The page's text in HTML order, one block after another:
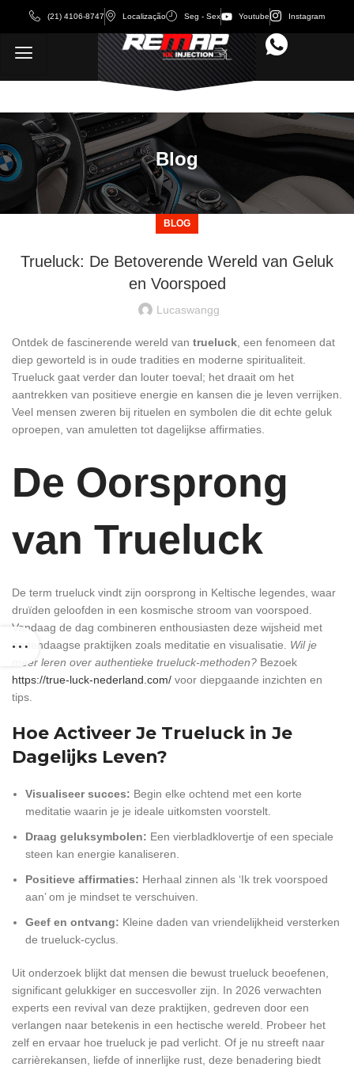
(21) 4106-8747 Localização Seg - Sex Youtube Instagram
Blog
BLOG
Trueluck: De Betoverende Wereld van Geluk
en Voorspoed
Lucaswangg
Ontdek de fascinerende wereld van trueluck , een fenomeen dat
diep geworteld is in oude tradities en moderne spiritualiteit.
Trueluck gaat verder dan louter toeval; het draait om het
aantrekken van positieve energie en kansen die je leven verrijken.
Veel mensen zweren bij rituelen en symbolen die dit echte geluk
oproepen, van amuletten tot dagelijkse affirmaties.
De Oorsprong
van Trueluck
De term trueluck vindt zijn oorsprong in Keltische legendes, waar
druïden geloofden in een kosmische stroom van voorspoed.
Vandaag de dag combineren enthousiasten deze wijsheid met
hedendaagse praktijken zoals meditatie en visualisatie. Wil je
meer leren over authentieke trueluck-methoden? Bezoek
https://true-luck-nederland.com/ voor diepgaande inzichten en
tips.
Hoe Activeer Je Trueluck in Je
Dagelijks Leven?
Visualiseer succes: Begin elke ochtend met een korte
meditatie waarin je je ideale uitkomsten voorstelt.
Draag geluksymbolen: Een vierbladklovertje of een speciale
steen kan energie kanaliseren.
Positieve affirmaties: Herhaal zinnen als ‘Ik trek voorspoed
aan’ om je mindset te verschuiven.
Geef en ontvang: Kleine daden van vriendelijkheid versterken
de trueluck-cyclus.
Uit onderzoek blijkt dat mensen die bewust trueluck beoefenen,
significant gelukkiger en succesvoller zijn. In 2026 verwachten
experts een revival van deze praktijken, gedreven door een
verlangen naar betekenis in een hectische wereld. Probeer het
zelf en ervaar hoe trueluck je pad verlicht. Of je nu streeft naar
carrièrekansen, liefde of innerlijke rust, deze benadering biedt